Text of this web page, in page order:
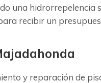
una
recibir un
y reparación de